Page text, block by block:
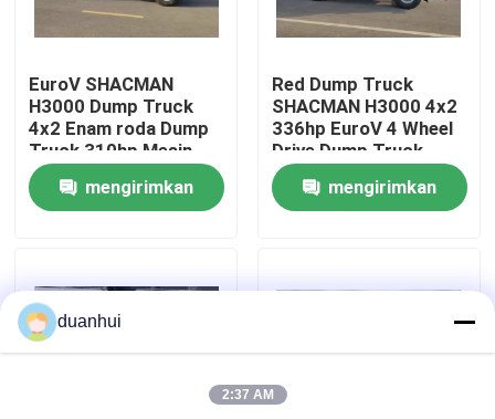
Hubungi Kami
Berita
Truk Dump Berat
EuroV SHACMAN
H3000 Dump Truck
4x2 Enam roda Dump
Truck 310hp Mesin
WEICHAI
mengirimkan
Red Dump Truck
SHACMAN H3000 4x2
336hp EuroV 4 Wheel
Drive Dump Truck
mengirimkan
duanhui
2:37 AM